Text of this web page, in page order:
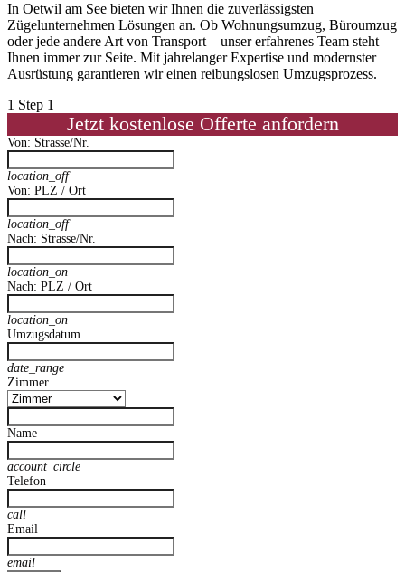
In Oetwil am See bieten wir Ihnen die zuverlässigsten
Zügelunternehmen Lösungen an. Ob Wohnungsumzug, Büroumzug
oder jede andere Art von Transport – unser erfahrenes Team steht
Ihnen immer zur Seite. Mit jahrelanger Expertise und modernster
Ausrüstung garantieren wir einen reibungslosen Umzugsprozess.
1 Step 1
Jetzt kostenlose Offerte anfordern
Von: Strasse/Nr.
location_off
Von: PLZ / Ort
location_off
Nach: Strasse/Nr.
location_on
Nach: PLZ / Ort
location_on
Umzugsdatum
date_range
Zimmer
Name
account_circle
Telefon
call
Email
email